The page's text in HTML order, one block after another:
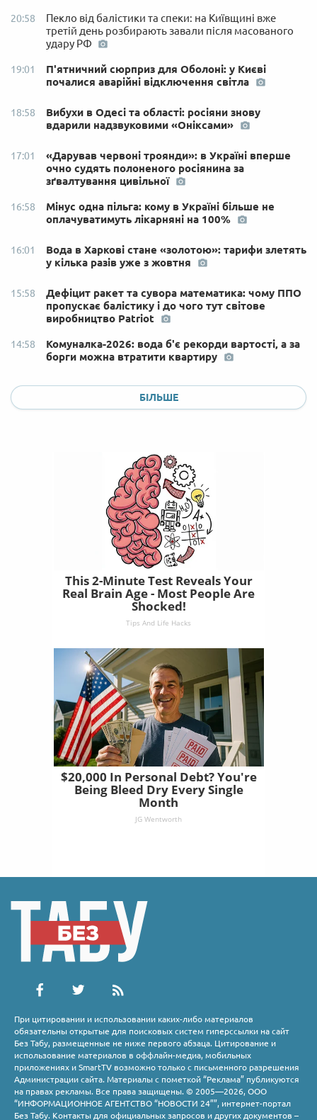
20:58
Пекло від балістики та спеки: на Київщині вже
третій день розбирають завали після масованого
удару РФ
19:01
П'ятничний сюрприз для Оболоні: у Києві
почалися аварійні відключення світла
18:58
Вибухи в Одесі та області: росіяни знову
вдарили надзвуковими «Оніксами»
17:01
«Дарував червоні троянди»: в Україні вперше
очно судять полоненого росіянина за
зґвалтування цивільної
16:58
Мінус одна пільга: кому в Україні більше не
оплачуватимуть лікарняні на 100%
16:01
Вода в Харкові стане «золотою»: тарифи злетять
у кілька разів уже з жовтня
15:58
Дефіцит ракет та сувора математика: чому ППО
пропускає балістику і до чого тут світове
виробництво Patriot
14:58
Комуналка-2026: вода б'є рекорди вартості, а за
борги можна втратити квартиру
БІЛЬШЕ
This 2-Minute Test Reveals Your
Real Brain Age - Most People Are
Shocked!
Tips And Life Hacks
$20,000 In Personal Debt? You're
Being Bleed Dry Every Single
Month
JG Wentworth
При цитировании и использовании каких-либо материалов
обязательны открытые для поисковых систем гиперссылки на сайт
Без Табу, размещенные не ниже первого абзаца. Цитирование и
использование материалов в оффлайн-медиа, мобильных
приложениях и SmartTV возможно только с письменного разрешения
Администрации сайта. Материалы с пометкой “Реклама” публикуются
на правах рекламы. Все права защищены. © 2005—2026, ООО
“ИНФОРМАЦИОННОЕ АГЕНТСТВО “НОВОСТИ 24””, интернет-портал
Без Табу. Контакты для официальных запросов и других документов –